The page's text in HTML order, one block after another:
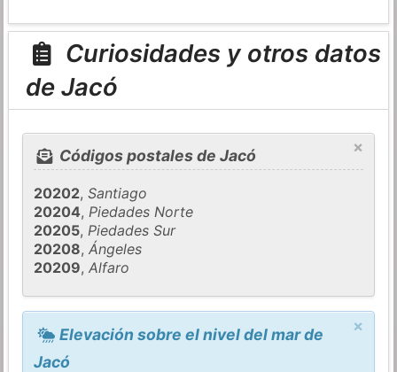
Curiosidades y otros datos
de Jacó
×
Códigos postales de Jacó
20202,Santiago
20204,Piedades Norte
20205,Piedades Sur
20208,Ángeles
20209,Alfaro
×
Elevación sobre el nivel del mar de
Jacó